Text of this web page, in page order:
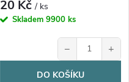
20 Kč/ ks
Skladem 9900 ks
− +
DO KOŠÍKU